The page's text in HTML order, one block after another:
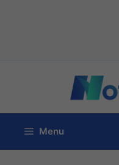
contenuto
Menu